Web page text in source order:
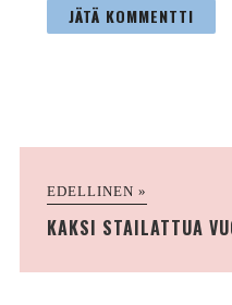
EDELLINEN »
KAKSI STAILATTUA